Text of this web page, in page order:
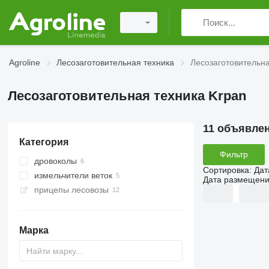
Agroline Лесозаготовительная техника
Лесозаготовительная техника Krpan
Категория
дровоколы
измельчители веток
прицепы лесовозы
Марка
11
Фильтр
Сортировка:
Дата